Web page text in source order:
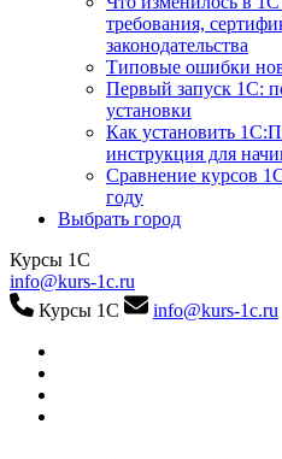
требования,
законодательства
Типовые ошибки
Первый запуск 1С:
установки
Как установить
инструкция для
Сравнение курсов
году
Выбрать город
Курсы 1С
info@kurs-1c.ru
Курсы 1С
info@kurs-1c.ru